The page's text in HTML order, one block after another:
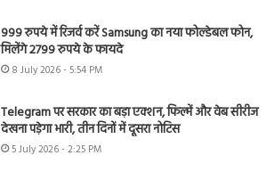
999 रुपये में रिजर्व करें Samsung का नया फोल्डेबल फोन,
मिलेंगे 2799 रुपये के फायदे
8 July 2026 - 5:54 PM
Telegram पर सरकार का बड़ा एक्शन, फिल्में और वेब सीरीज
देखना पड़ेगा भारी, तीन दिनों में दूसरा नोटिस
5 July 2026 - 2:25 PM